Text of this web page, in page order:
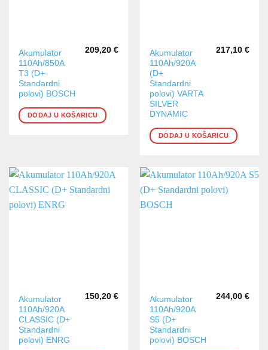
Akumulator
110Ah/850A
T3 (D+
Standardni
polovi) BOSCH
209,20 €
DODAJ U KOŠARICU
Akumulator
110Ah/920A
(D+
Standardni
polovi) VARTA
SILVER
DYNAMIC
217,10 €
DODAJ U KOŠARICU
Akumulator
110Ah/920A
CLASSIC (D+
Standardni
polovi) ENRG
150,20 €
Akumulator
110Ah/920A
S5 (D+
Standardni
polovi) BOSCH
244,00 €